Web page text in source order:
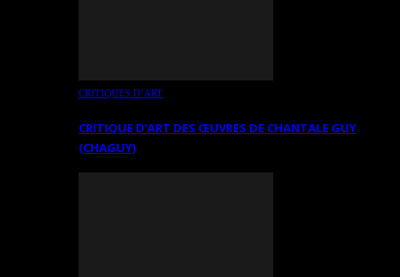
CRITIQUES D’ART
CRITIQUE D’ART DES ŒUVRES DE CHANTALE GUY
(CHAGUY)